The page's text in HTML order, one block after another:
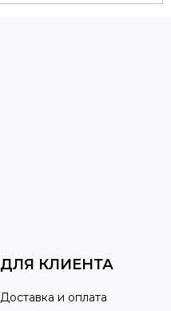
ДЛЯ КЛИЕНТА
Доставка и оплата